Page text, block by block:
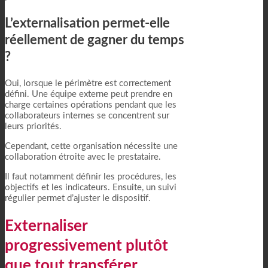
L’externalisation permet-elle
réellement de gagner du temps
?
Oui, lorsque le périmètre est correctement
défini. Une équipe externe peut prendre en
charge certaines opérations pendant que les
collaborateurs internes se concentrent sur
leurs priorités.
Cependant, cette organisation nécessite une
collaboration étroite avec le prestataire.
Il faut notamment définir les procédures, les
objectifs et les indicateurs. Ensuite, un suivi
régulier permet d’ajuster le dispositif.
Externaliser
progressivement plutôt